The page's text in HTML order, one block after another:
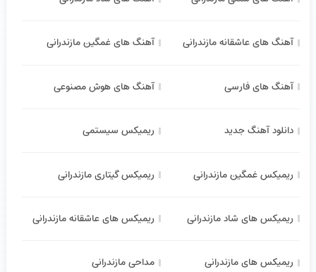
آهنگ های عاشقانه مازندرانی آهنگ های غمگین مازندرانی
آهنگ های فارسی آهنگ های هوش مصنوعی
دانلود آهنگ جدید ریمیکس سیستمی
ریمیکس غمگین مازندرانی ریمیکس گیتاری مازندرانی
ریمیکس های شاد مازندرانی ریمیکس های عاشقانه مازندرانی
ریمیکس های مازندرانی مداحی مازندرانی